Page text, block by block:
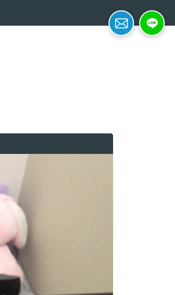
LINE応募
簡単面接予約